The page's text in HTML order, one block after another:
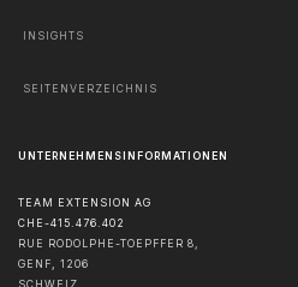
INSIGHTS
SEITENVERZEICHNIS
UNTERNEHMENSINFORMATIONEN
TEAM EXTENSION AG
CHE-415.476.402
RUE RODOLPHE-TOEPFFER 8,
GENF, 1206